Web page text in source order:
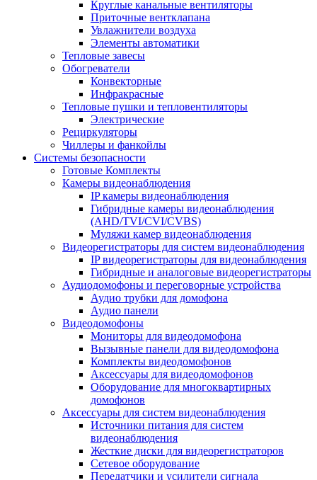
Круглые канальные вентиляторы
Приточные вентклапана
Увлажнители воздуха
Элементы автоматики
Тепловые завесы
Обогреватели
Конвекторные
Инфракрасные
Тепловые пушки и тепловентиляторы
Электрические
Рециркуляторы
Чиллеры и фанкойлы
Системы безопасности
Готовые Комплекты
Камеры видеонаблюдения
IP камеры видеонаблюдения
Гибридные камеры видеонаблюдения
(AHD/TVI/CVI/CVBS)
Муляжи камер видеонаблюдения
Видеорегистраторы для систем видеонаблюдения
IP видеорегистраторы для видеонаблюдения
Гибридные и аналоговые видеорегистраторы
Аудиодомофоны и переговорные устройства
Аудио трубки для домофона
Аудио панели
Видеодомофоны
Мониторы для видеодомофона
Вызывные панели для видеодомофона
Комплекты видеодомофонов
Аксессуары для видеодомофонов
Оборудование для многоквартирных
домофонов
Аксессуары для систем видеонаблюдения
Источники питания для систем
видеонаблюдения
Жесткие диски для видеорегистраторов
Сетевое оборудование
Передатчики и усилители сигнала